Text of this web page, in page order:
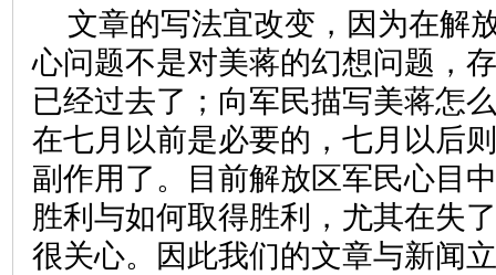
文章的写法宜改变，因为在解
心问题不是对美蒋的幻想问题，
已经过去了；向军民描写美蒋怎
在七月以前是必要的，七月以后
副作用了。目前解放区军民心目
胜利与如何取得胜利，尤其在失
很关心。因此我们的文章与新闻